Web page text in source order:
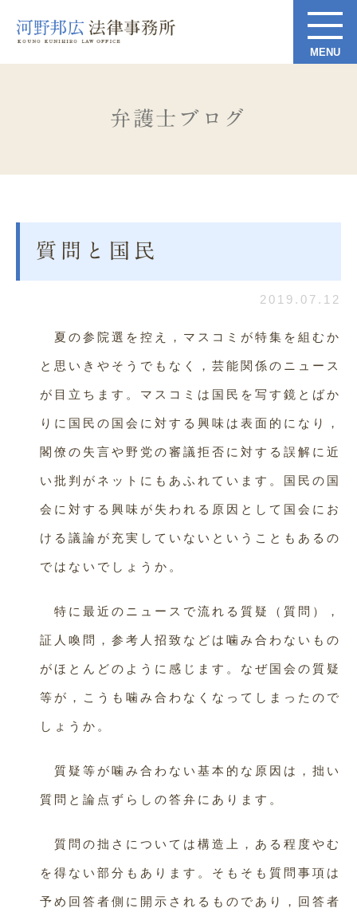
弁護士ブログ
質問と国民
2019.07.12
夏の参院選を控え，マスコミが特集を組むか
と思いきやそうでもなく，芸能関係のニュース
が目立ちます。マスコミは国民を写す鏡とばか
りに国民の国会に対する興味は表面的になり，
閣僚の失言や野党の審議拒否に対する誤解に近
い批判がネットにもあふれています。国民の国
会に対する興味が失われる原因として国会にお
ける議論が充実していないということもあるの
ではないでしょうか。
特に最近のニュースで流れる質疑（質問），
証人喚問，参考人招致などは噛み合わないもの
がほとんどのように感じます。なぜ国会の質疑
等が，こうも噛み合わなくなってしまったので
しょうか。
質疑等が噛み合わない基本的な原因は，拙い
質問と論点ずらしの答弁にあります。
質問の拙さについては構造上，ある程度やむ
を得ない部分もあります。そもそも質問事項は
予め回答者側に開示されるものであり，回答者